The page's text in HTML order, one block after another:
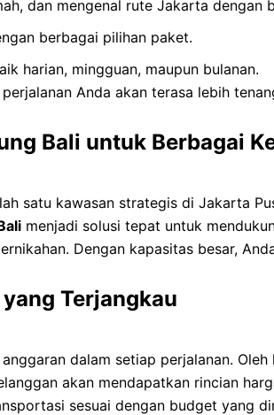
dan mengenal rute Jakarta dengan
berbagai pilihan paket.
harian, mingguan, maupun bulanan.
Anda akan terasa lebih
Bali untuk Berbagai
satu kawasan strategis di Jakarta
menjadi solusi tepat untuk
Dengan kapasitas besar,
Terjangkau
dalam setiap perjalanan.
akan mendapatkan rincian
sesuai dengan budget yang